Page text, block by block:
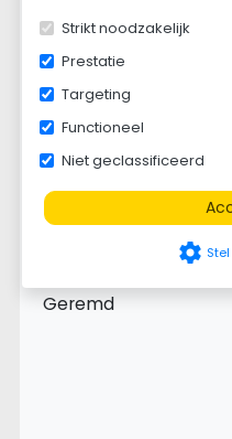
Stema Downloader
Afmetingen laadvloer
Max. totaal gewicht
Max. laadvermogen
Geremd
Strikt noodzakelijk
Prestatie
Targeting
Functioneel
Niet geclassificeerd
settings